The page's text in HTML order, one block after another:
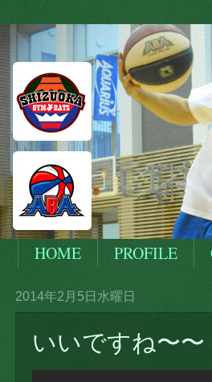
HOME PROFILE
2014年2月5日水曜日
いいですね〜〜